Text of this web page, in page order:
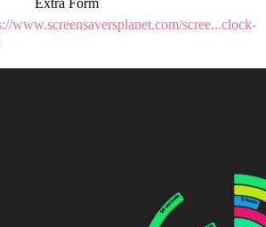
www.screensaversplanet.com/scree...clock-